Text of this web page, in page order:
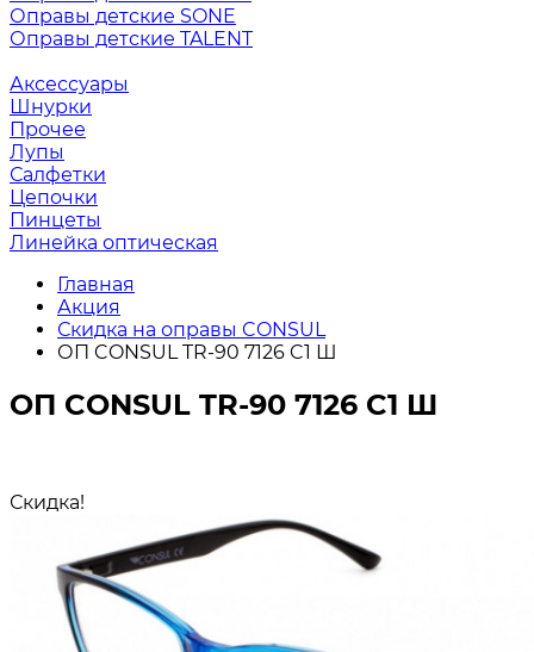
Оправы детские SONE
Оправы детские TALENT
Аксессуары
Шнурки
Прочее
Лупы
Салфетки
Цепочки
Пинцеты
Линейка оптическая
Главная
Акция
Скидка на оправы CONSUL
ОП CONSUL TR-90 7126 C1 Ш
ОП CONSUL TR-90 7126 C1 Ш
Скидка!